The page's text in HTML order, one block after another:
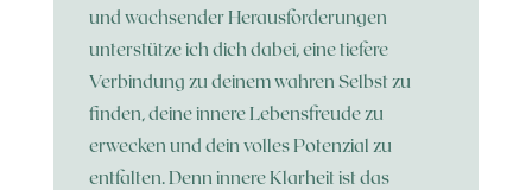
und wachsender Herausforderungen
unterstütze ich dich dabei, eine tiefere
Verbindung zu deinem wahren Selbst zu
finden, deine innere Lebensfreude zu
erwecken und dein volles Potenzial zu
entfalten. Denn innere Klarheit ist das